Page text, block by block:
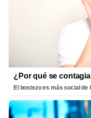
¿Por qué se
El bostezo es más social de